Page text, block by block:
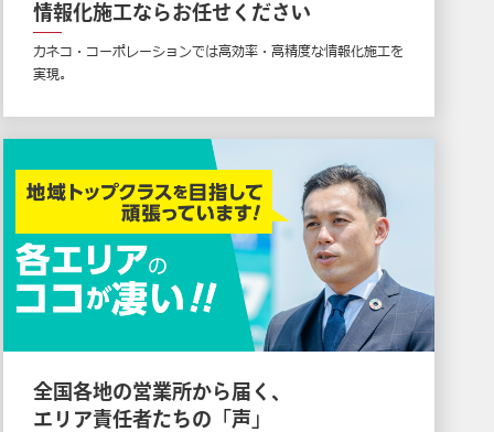
情報化施工ならお任せください
カネコ・コーポレーションでは高効率・高精度な情報化施工を
実現。
全国各地の営業所から届く、
エリア責任者たちの「声」